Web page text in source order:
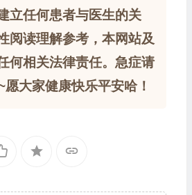
立任何患者与医生的关
阅读理解参考，本网站及
何相关法律责任。急症请
愿大家健康快乐平安哈！